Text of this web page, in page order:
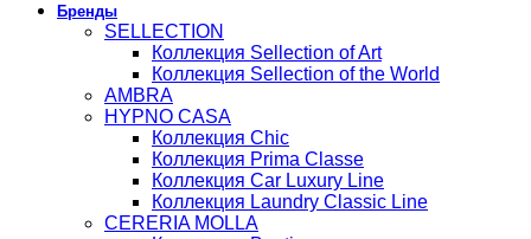
Бренды
SELLECTION
Коллекция Sellection of Art
Коллекция Sellection of the World
AMBRA
HYPNO CASA
Коллекция Chic
Коллекция Prima Classe
Коллекция Car Luxury Line
Коллекция Laundry Classic Line
CERERIA MOLLA